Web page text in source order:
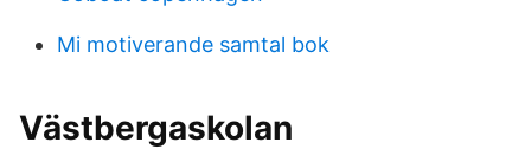
Mi motiverande samtal bok
Västbergaskolan